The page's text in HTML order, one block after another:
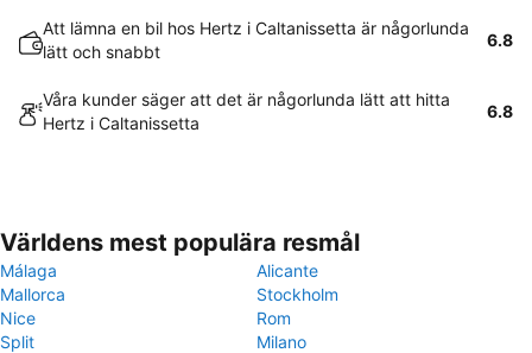
Att lämna en bil hos Hertz i Caltanissetta är någorlunda
lätt och snabbt
6.8
Våra kunder säger att det är någorlunda lätt att hitta
Hertz i Caltanissetta
6.8
Världens mest populära resmål
Málaga
Alicante
Mallorca
Stockholm
Nice
Rom
Split
Milano